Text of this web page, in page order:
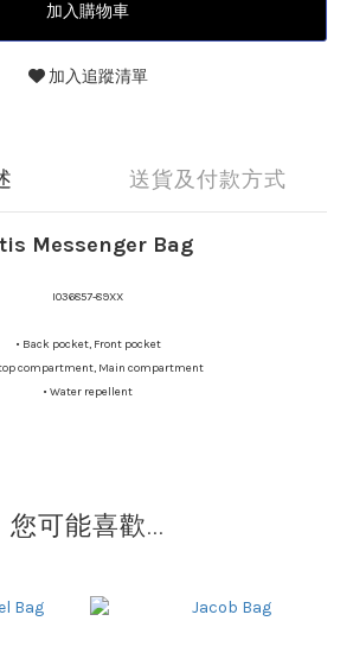
加入購物車
加入追蹤清單
送貨及付款方式
Messenger Bag
I036857-89XX
• Back pocket, Front pocket
compartment, Main compartment
• Water repellent
您可能喜歡...